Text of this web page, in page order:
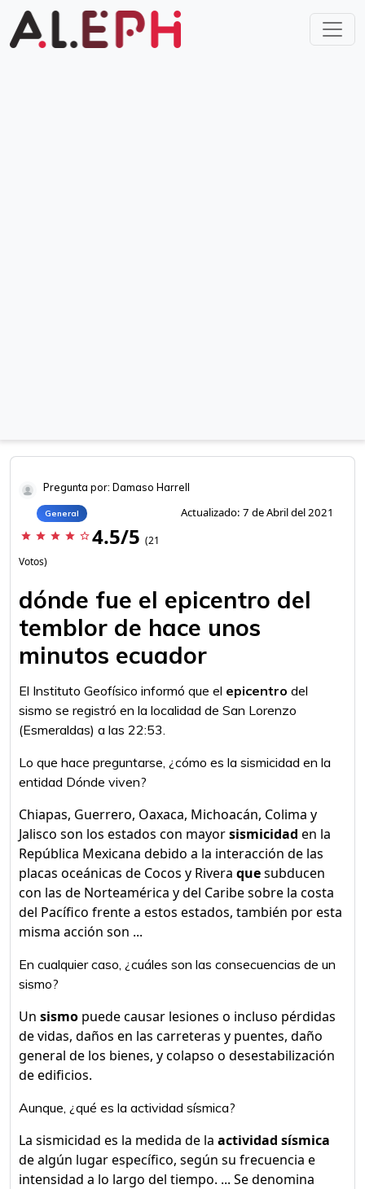
Pregunta por: Damaso Harrell
General Actualizado: 7 de Abril del 2021
star star star star star_border 4.5/5 (21
Votos)
dónde fue el epicentro del
temblor de hace unos
minutos ecuador
El Instituto Geofísico informó que el epicentro del
sismo se registró en la localidad de San Lorenzo
(Esmeraldas) a las 22:53.
Lo que hace preguntarse, ¿cómo es la sismicidad en la
entidad Dónde viven?
Chiapas, Guerrero, Oaxaca, Michoacán, Colima y
Jalisco son los estados con mayorsismicidad en la
República Mexicana debido a la interacción de las
placas oceánicas de Cocos y Rivera quesubducen
con las de Norteamérica y del Caribe sobre la costa
del Pacífico frente a estos estados, también por esta
misma acción son ...
En cualquier caso, ¿cuáles son las consecuencias de un
sismo?
Un sismo puede causar lesiones o incluso pérdidas
de vidas, daños en las carreteras y puentes, daño
general de los bienes, y colapso o desestabilización
de edificios.
Aunque, ¿qué es la actividad sísmica?
La sismicidad es la medida de la actividad sísmica
de algún lugar específico, según su frecuencia e
intensidad a lo largo del tiempo. ... Se denomina